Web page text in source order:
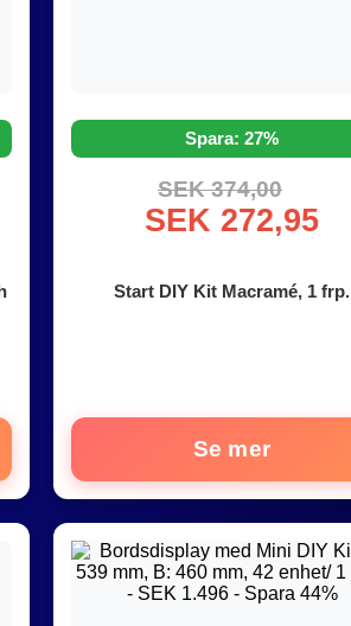
Spara: 27%
SEK 374,00
SEK 272,95
Start DIY Kit Macramé, 1 frp.
Se mer